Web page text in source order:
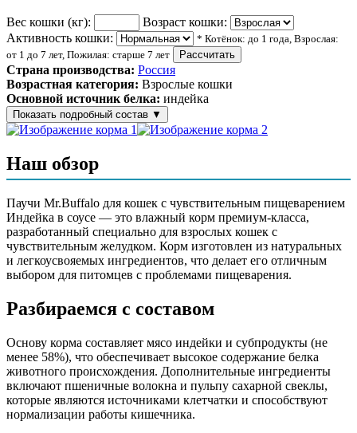
Вес кошки (кг):
Возраст кошки:
Активность кошки:
* Котёнок: до 1 года, Взрослая:
от 1 до 7 лет, Пожилая: старше 7 лет
Рассчитать
Страна производства: Россия
Возрастная категория: Взрослые кошки
Основной источник белка: индейка
Показать подробный состав ▼
Мясо индейки и субпродукты (не менее 58%), мясной бульон,
витамины и минеральные вещества, аминокислота L-треонин
Аналитический состав
Протеин - 6%, Жир - 3.5%, Зола - 2.5%, Клетчатка - 0.3%,
Влага - 84%
Дополнительные ингредиенты
L-треонин, таурин, пульпа сахарной свеклы
Пищевая ценность
Белок (%)
6
Жир (%)
Наш обзор
Паучи Mr.Buffalo для кошек с чувствительным пищеварением
Индейка в соусе — это влажный корм премиум-класса,
разработанный специально для взрослых кошек с
чувствительным желудком. Корм изготовлен из натуральных
и легкоусвояемых ингредиентов, что делает его отличным
выбором для питомцев с проблемами пищеварения.
Разбираемся с составом
Основу корма составляет мясо индейки и субпродукты (не
менее 58%), что обеспечивает высокое содержание белка
животного происхождения. Дополнительные ингредиенты
включают пшеничные волокна и пульпу сахарной свеклы,
которые являются источниками клетчатки и способствуют
нормализации работы кишечника.